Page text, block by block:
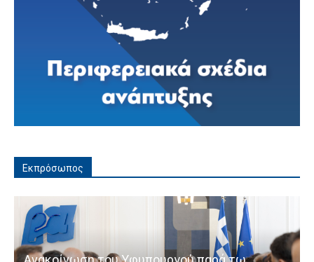
Εκπρόσωπος